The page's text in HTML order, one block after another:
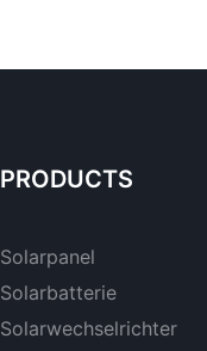
PRODUCTS
Solarpanel
Solarbatterie
Solarwechselrichter